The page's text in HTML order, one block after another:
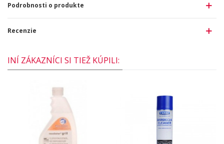
Podrobnosti o produkte
Recenzie
INÍ ZÁKAZNÍCI SI TIEŽ KÚPILI: